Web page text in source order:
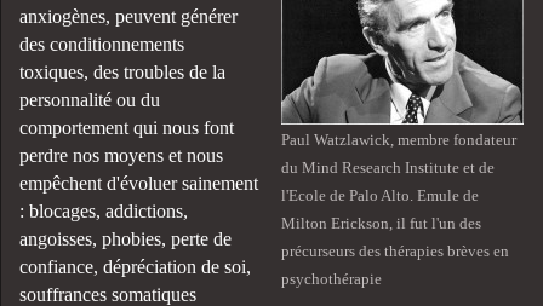
Paul Watzlawick, membre fondateur
du Mind Research Institute et de
l'Ecole de Palo Alto. Emule de
Milton Erickson, il fut l'un des
précurseurs des thérapies brèves en
psychothérapie
anxiogènes, peuvent générer
des conditionnements
toxiques, des troubles de la
personnalité ou du
comportement qui nous font
perdre nos moyens et nous
empêchent d'évoluer sainement
: blocages, addictions,
angoisses, phobies, perte de
confiance, dépréciation de soi,
souffrances somatiques